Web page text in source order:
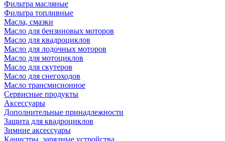
Фильтра масляные
Фильтра топливные
Масла, смазки
Масло для бензиновых моторов
Масло для квадроциклов
Масло для лодочных моторов
Масло для мотоциклов
Масло для скутеров
Масло для снегоходов
Масло трансмисионное
Сервисные продукты
Аксессуары
Дополнительные принадлежности
Защита для квадроциклов
Зимние аксессуары
Канистры, зарядные устройства